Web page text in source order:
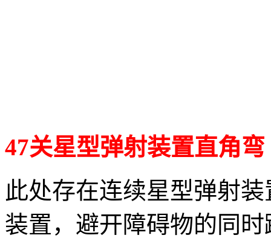
47关星型弹射装置直角弯
此处存在连续星型弹射
装置，避开障碍物的同